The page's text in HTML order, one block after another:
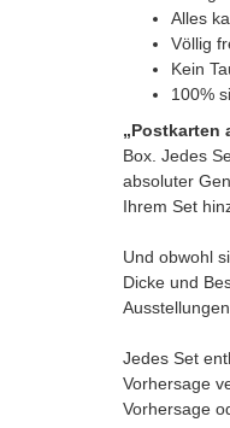
Alles
Völlig
Kein
100%
„Postkarten
Box. Jedes
absoluter
Ihrem Set
Und obwohl
Dicke und
Jedes Set
Vorhersage
Vorhersage